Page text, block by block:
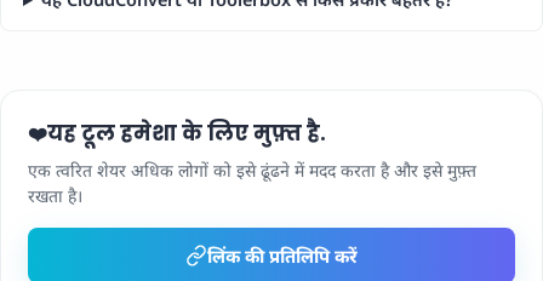
❤️यह टूल हमेशा के लिए मुफ़्त है.
एक त्वरित शेयर अधिक लोगों को इसे ढूंढने में मदद करता है और इसे मुफ़्त
रखता है।
लिंक की प्रतिलिपि करें